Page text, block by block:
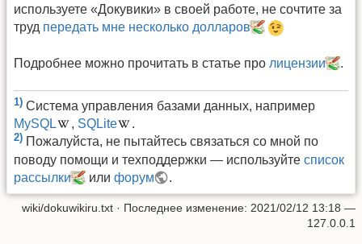
используете «Докувики» в своей работе, не сочтите за
труд передать мне несколько долларов
Подробнее можно прочитать в статье про лицензии .
1) Система управления базами данных, например
MySQL
, SQLite .
2) Пожалуйста, не пытайтесь связаться со мной по
поводу помощи и техподдержки — используйте список
рассылки
или форум .
wiki/dokuwikiru.txt · Последнее изменение: 2021/02/12 13:18 —
127.0.0.1